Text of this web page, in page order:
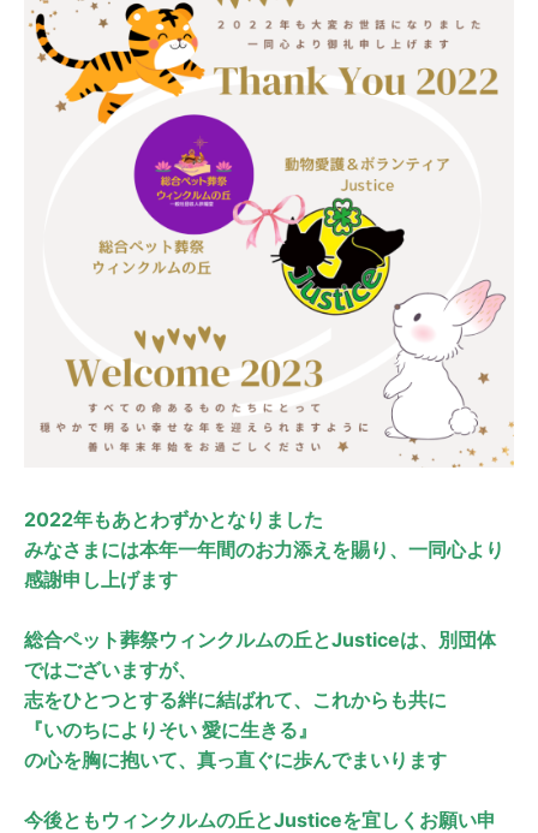
2022年もあとわずかとなりました
みなさまには本年一年間のお力添えを賜り、一同心より
感謝申し上げます
総合ペット葬祭ウィンクルムの丘とJusticeは、別団体
ではございますが、
志をひとつとする絆に結ばれて、これからも共に
『いのちによりそい 愛に生きる』
の心を胸に抱いて、真っ直ぐに歩んでまいります
今後ともウィンクルムの丘とJusticeを宜しくお願い申